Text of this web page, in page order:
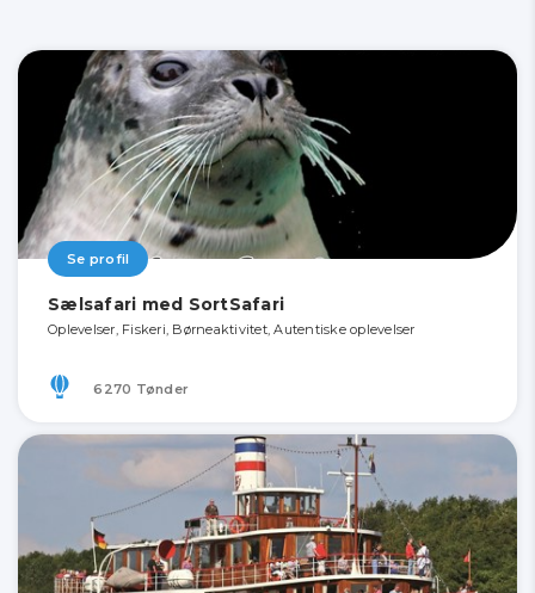
Se profil
Sælsafari med SortSafari
Oplevelser, Fiskeri, Børneaktivitet, Autentiske oplevelser
6270 Tønder